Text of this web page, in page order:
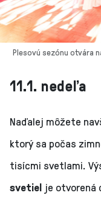
Plesovú sezónu otvára
11.1. nedeľa
Naďalej môžete
ktorý sa počas
tisícmi svetlami.
svetiel je otvorená